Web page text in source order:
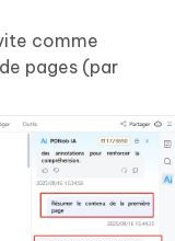
comme
pages (par